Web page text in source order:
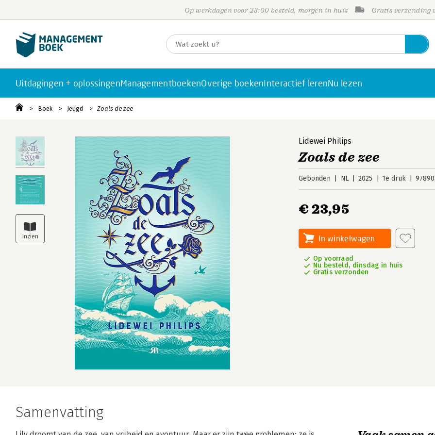
Op werkdagen voor 23:00 besteld, morgen in huis Gratis verzending
Uitdagingen + oplossingenManagementboekenOverige boekenInteractief lerenNu lezen
Boek Jeugd Zoals de zee
Lidewei Philips
Zoals de zee
Gebonden NL 2025 1e druk
€ 23,95
In winkelwagen
Op voorraad
Nu besteld, dinsdag in huis
Gratis verzonden
Samenvatting